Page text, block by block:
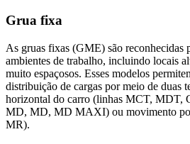
Grua fixa
As gruas fixas (GME) são reconhecidas
ambientes de trabalho, incluindo locais
muito espaçosos. Esses modelos
distribuição de cargas por meio de duas
horizontal do carro (linhas MCT, MDT,
MD, MD, MD MAXI) ou movimento
MR).